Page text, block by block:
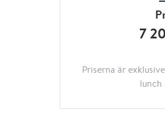
7
Priserna är
lunch